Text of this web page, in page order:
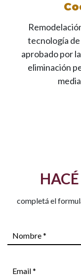
tecnología
aprobado por
eliminación
completá el